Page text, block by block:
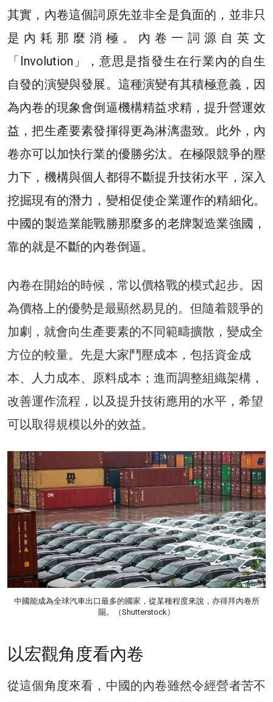
其實，內卷這個詞原先並非全是負面的，並非只
是內耗那麼消極。內卷一詞源自英文
「Involution」，意思是指發生在行業內的自生
自發的演變與發展。這種演變有其積極意義，因
為內卷的現象會倒逼機構精益求精，提升營運效
益，把生產要素發揮得更為淋漓盡致。此外，內
卷亦可以加快行業的優勝劣汰。在極限競爭的壓
力下，機構與個人都得不斷提升技術水平，深入
挖掘現有的潛力，變相促使企業運作的精細化。
中國的製造業能戰勝那麼多的老牌製造業強國，
靠的就是不斷的內卷倒逼。
內卷在開始的時候，常以價格戰的模式起步。因
為價格上的優勢是最顯然易見的。但隨着競爭的
加劇，就會向生產要素的不同範疇擴散，變成全
方位的較量。先是大家鬥壓成本，包括資金成
本、人力成本、原料成本；進而調整組織架構，
改善運作流程，以及提升技術應用的水平，希望
可以取得規模以外的效益。
中國能成為全球汽車出口最多的國家，從某種程度來說，亦得拜內卷所
賜。（Shutterstock）
以宏觀角度看內卷
從這個角度來看，中國的內卷雖然令經營者苦不